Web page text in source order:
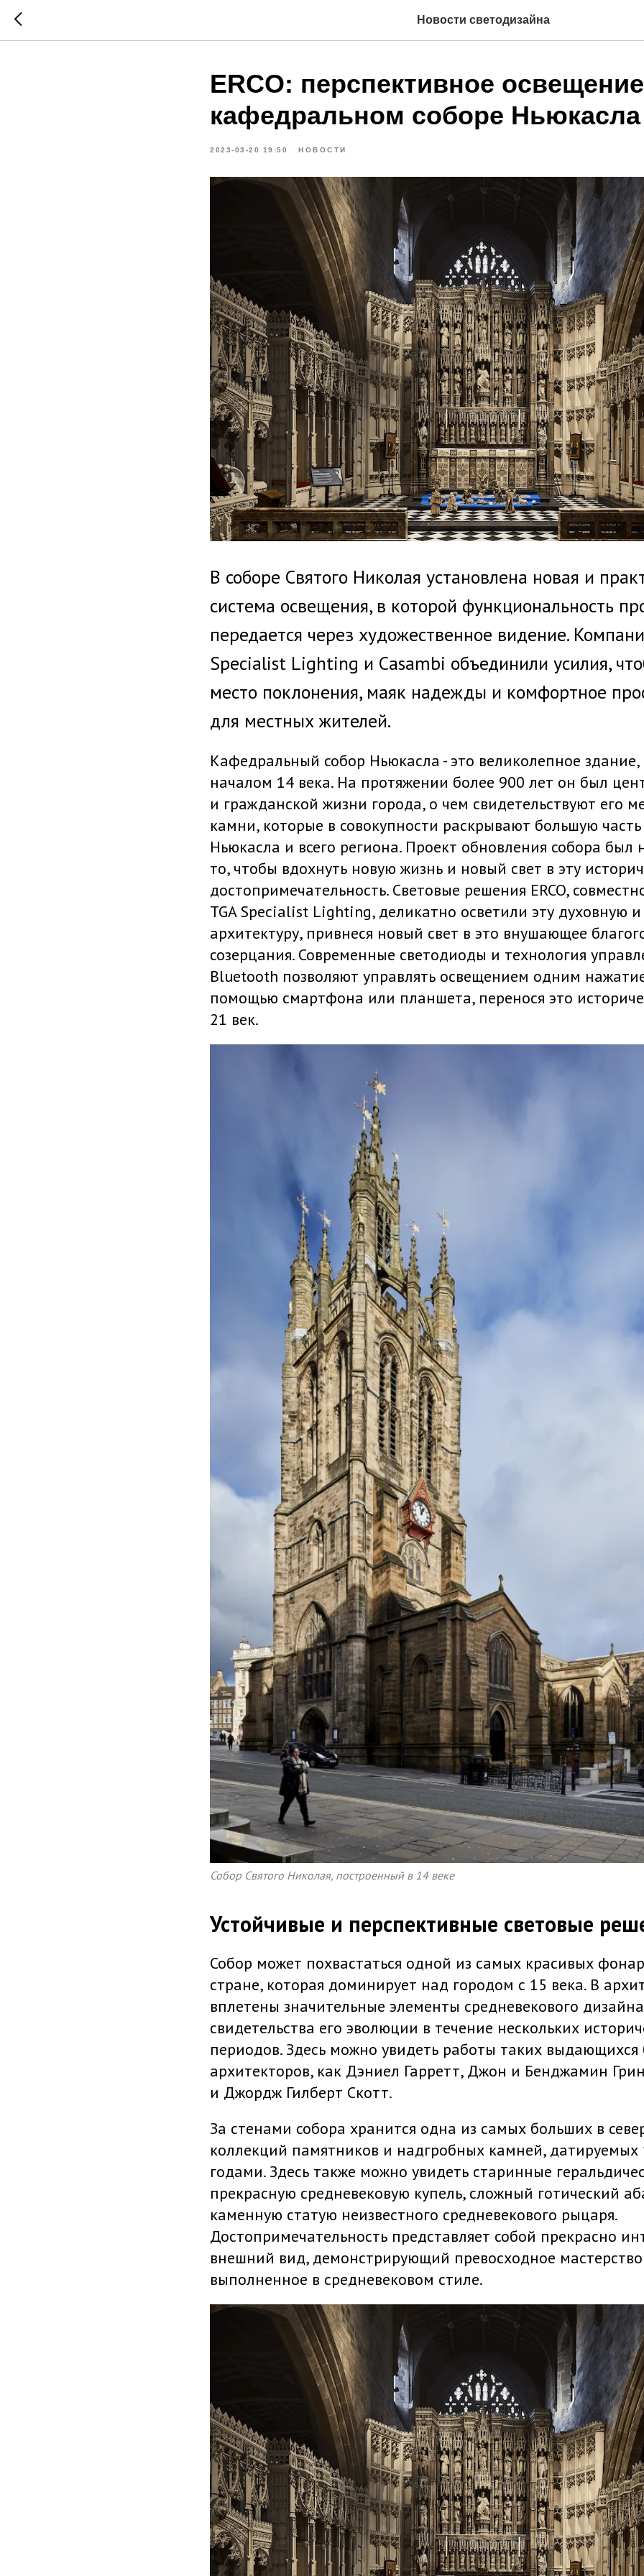
Новости светодизайна
ERCO: перспективное
кафедральном соборе Ньюкасла
2023-03-20 19:50 НОВОСТИ
В соборе Святого Николая установлена новая и
система освещения, в которой функциональность
передается через художественное видение.
Specialist Lighting и Casambi объединили усилия,
место поклонения, маяк надежды и комфортное
для местных жителей.
Кафедральный собор Ньюкасла - это великолепное
началом 14 века. На протяжении более 900 лет он был
и гражданской жизни города, о чем свидетельствуют его
камни, которые в совокупности раскрывают большую
Ньюкасла и всего региона. Проект обновления собора был
то, чтобы вдохнуть новую жизнь и новый свет в эту
достопримечательность. Световые решения ERCO,
TGA Specialist Lighting, деликатно осветили эту духовную
архитектуру, привнеся новый свет в это внушающее
созерцания. Современные светодиоды и технология
Bluetooth позволяют управлять освещением одним
помощью смартфона или планшета, перенося это
21 век.
Собор Святого Николая, построенный в 14 веке
Устойчивые и перспективные световые
Собор может похвастаться одной из самых красивых
стране, которая доминирует над городом с 15 века. В
вплетены значительные элементы средневекового
свидетельства его эволюции в течение нескольких
периодов. Здесь можно увидеть работы таких выдающихся
архитекторов, как Дэниел Гарретт, Джон и Бенджамин
и Джордж Гилберт Скотт.
За стенами собора хранится одна из самых больших в
коллекций памятников и надгробных камней,
годами. Здесь также можно увидеть старинные
прекрасную средневековую купель, сложный готический
каменную статую неизвестного средневекового рыцаря.
Достопримечательность представляет собой прекрасно
внешний вид, демонстрирующий превосходное
выполненное в средневековом стиле.